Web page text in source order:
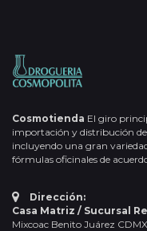
Cosmotienda El giro
importación y distribución
incluyendo una gran
fórmulas oficinales de
Dirección:
Casa Matriz / Sucursal
Mixcoac Benito Juárez CDMX